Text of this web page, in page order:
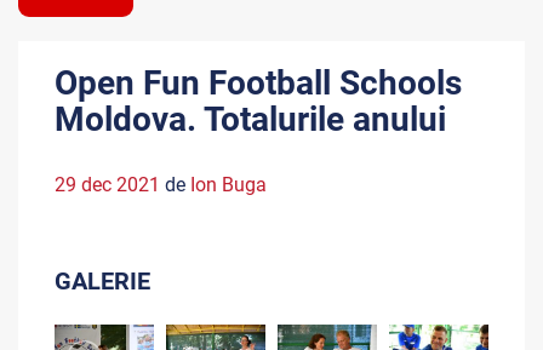
Open Fun Football Schools
Moldova. Totalurile anului
29 dec 2021 de Ion Buga
GALERIE